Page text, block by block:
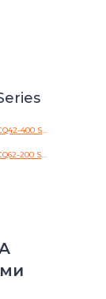
CQ42-400 Series
CQ62-200 Series